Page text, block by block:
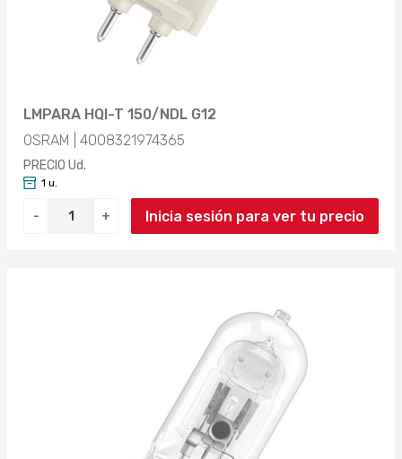
LMPARA HQI-T 150/NDL G12
OSRAM | 4008321974365
PRECIO Ud.
- +
1 u.
Inicia sesión para ver tu precio